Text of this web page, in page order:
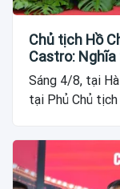
Chủ tịch Hồ
Castro:
Sáng 4/8, tại
tại Phủ Chủ